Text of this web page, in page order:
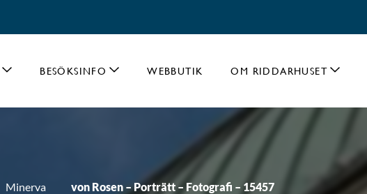
BESÖKSINFO WEBBUTIK OM RIDDARHUSET
Minerva von Rosen – Porträtt – Fotografi – 15457